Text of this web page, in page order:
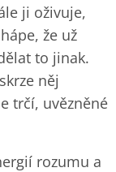
ji oživuje,
že už
to jinak.
něj
trčí, uvězněné
rozumu a